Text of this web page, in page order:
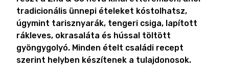
tradicionális ünnepi ételeket kóstolhatsz,
úgymint tarisznyarák, tengeri csiga, lapított
rákleves, okrasaláta és hússal töltött
gyöngygolyó. Minden ételt családi recept
szerint helyben készítenek a tulajdonosok.